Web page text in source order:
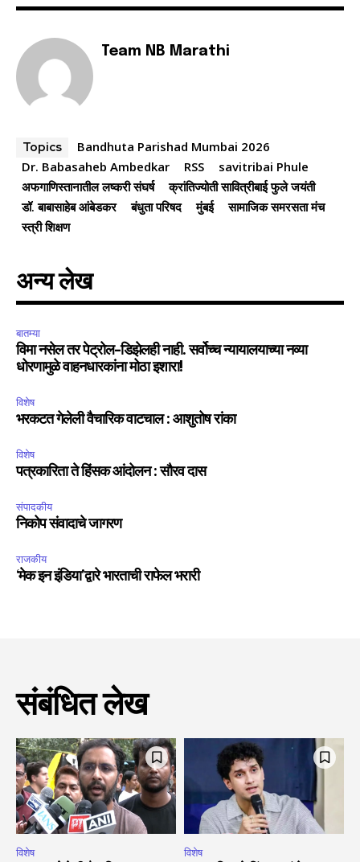
Team NB Marathi
Topics
Bandhuta Parishad Mumbai 2026
Dr. Babasaheb Ambedkar
RSS
savitribai Phule
अफगाणिस्तानातील लष्करी संघर्ष
क्रांतिज्योती सावित्रीबाई फुले जयंती
डॉ. बाबासाहेब आंबेडकर
बंधुता परिषद मुंबई
सामाजिक समरसता मंच
स्त्री शिक्षण
अन्य लेख
बातम्या
विमा नसेल तर पेट्रोल-डिझेलही नाही. सर्वोच्च न्यायालयाच्या नव्या
धोरणामुळे वाहनधारकांना मोठा इशारा!
विशेष
भरकटत गेलेली वैचारिक वाटचाल : आशुतोष रांका
विशेष
पत्रकारिता ते हिंसक आंदोलन : सौरव दास
संपादकीय
निकोप संवादाचे जागरण
राजकीय
‘मेक इन इंडिया’द्वारे भारताची राफेल भरारी
संबंधित लेख
विशेष विशेष